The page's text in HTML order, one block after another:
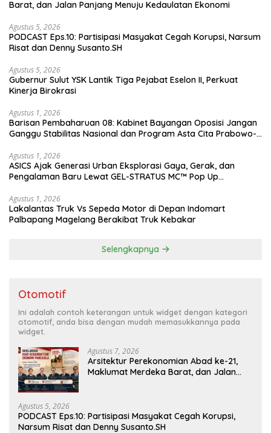
Barat, dan Jalan Panjang Menuju Kedaulatan Ekonomi
Agustus 5, 2026
PODCAST Eps.10: Partisipasi Masyakat Cegah Korupsi, Narsum
Risat dan Denny Susanto.SH
Agustus 5, 2026
Gubernur Sulut YSK Lantik Tiga Pejabat Eselon II, Perkuat
Kinerja Birokrasi
Agustus 1, 2026
Barisan Pembaharuan 08: Kabinet Bayangan Oposisi Jangan
Ganggu Stabilitas Nasional dan Program Asta Cita Prabowo-
Agustus 1, 2026
ASICS Ajak Generasi Urban Eksplorasi Gaya, Gerak, dan
Pengalaman Baru Lewat GEL-STRATUS MC™ Pop Up
Agustus 1, 2026
Lakalantas Truk Vs Sepeda Motor di Depan Indomart
Palbapang Magelang Berakibat Truk Kebakar
Selengkapnya
Otomotif
Ini adalah contoh keterangan untuk widget dengan kategori
otomotif, anda bisa dengan mudah memasukkannya pada
widget.
Agustus 7, 2026
Arsitektur Perekonomian Abad ke-21,
Maklumat Merdeka Barat, dan Jalan
Agustus 5, 2026
PODCAST Eps.10: Partisipasi Masyakat Cegah Korupsi,
Narsum Risat dan Denny Susanto.SH